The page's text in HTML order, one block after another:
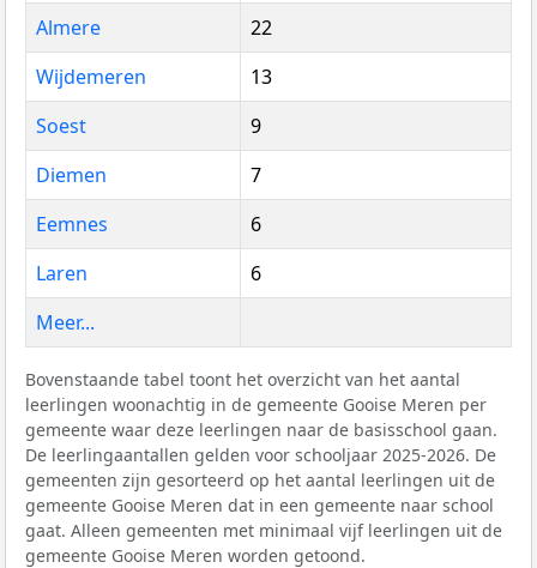
Almere
22
Wijdemeren
13
Soest
9
Diemen
7
Eemnes
6
Laren
6
Meer...
Bovenstaande tabel toont het overzicht van het aantal
leerlingen woonachtig in de gemeente Gooise Meren per
gemeente waar deze leerlingen naar de basisschool gaan.
De leerlingaantallen gelden voor schooljaar 2025-2026. De
gemeenten zijn gesorteerd op het aantal leerlingen uit de
gemeente Gooise Meren dat in een gemeente naar school
gaat. Alleen gemeenten met minimaal vijf leerlingen uit de
gemeente Gooise Meren worden getoond.